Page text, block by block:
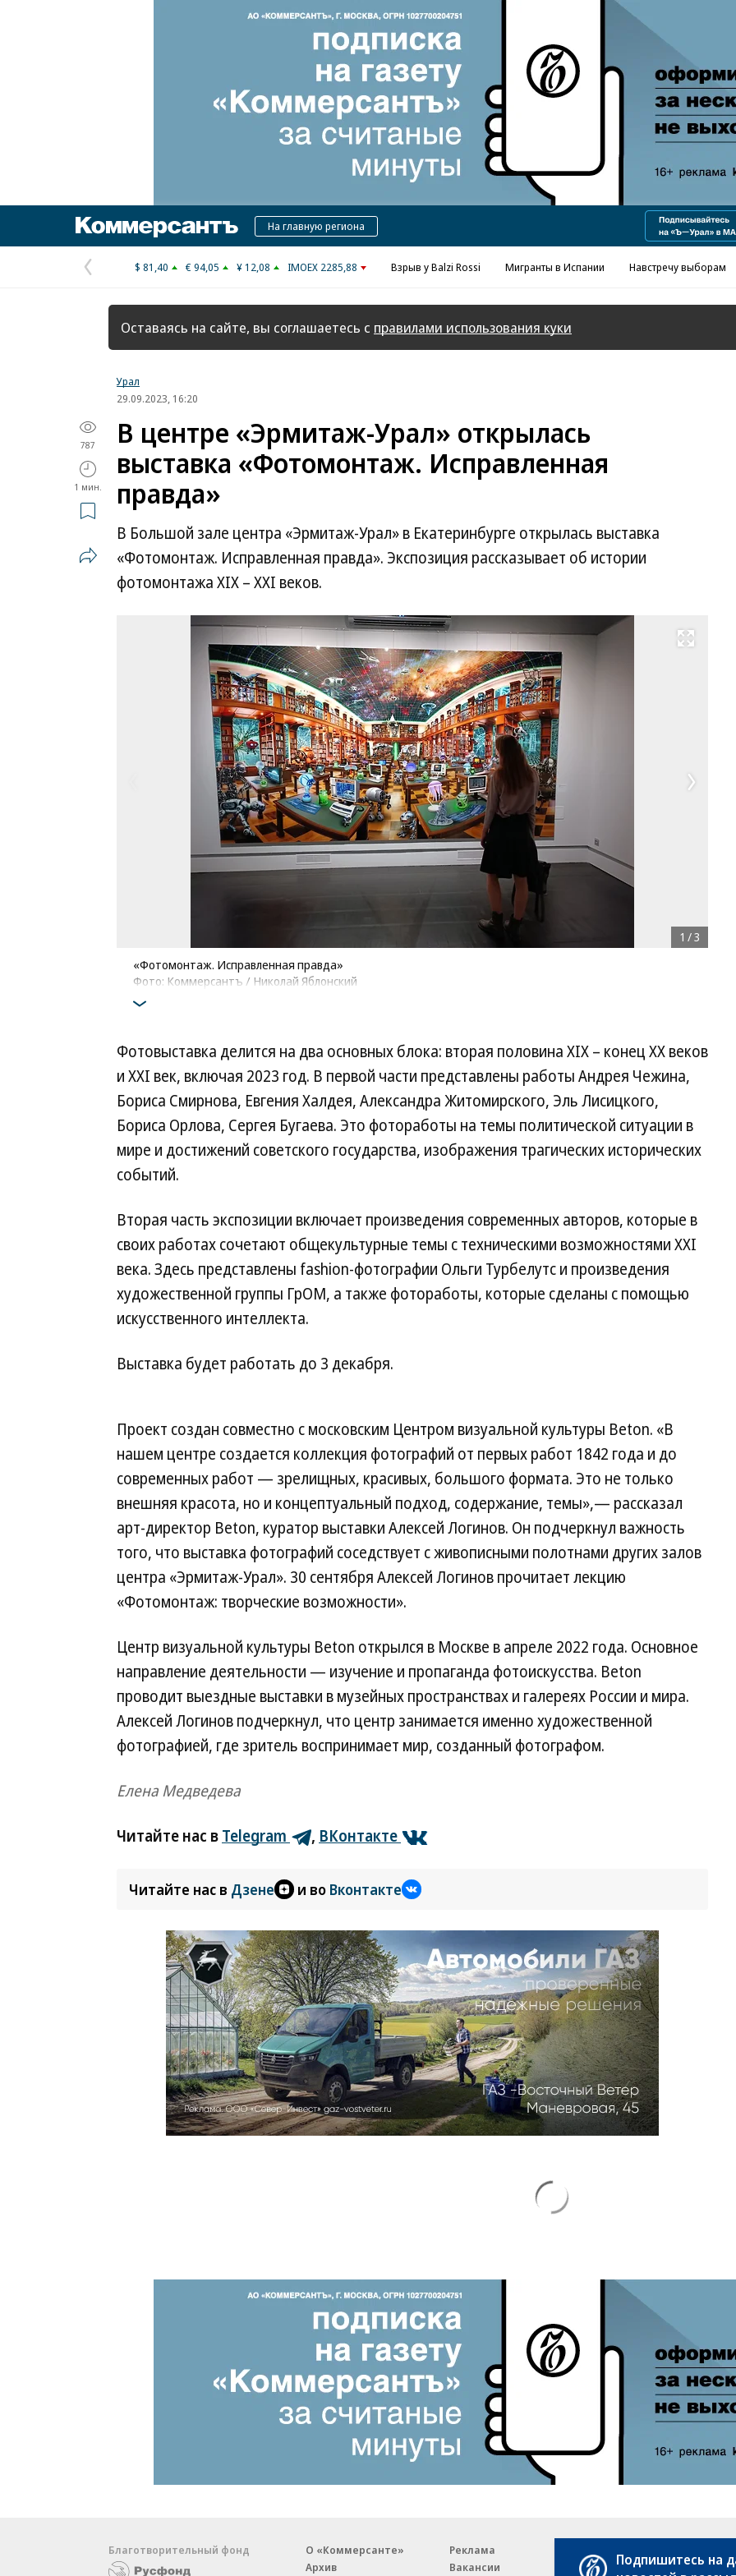
Реклама в «Ъ» www.kommersant.ru/ad
КоммерсантъНа главную региона
Предыдущая
страница
$ 81,40 € 94,05 ¥ 12,08 IMOEX 2285,88 Взрыв у Balzi Rossi Мигранты в Испании Навстречу выборам
Оставаясь на сайте, вы соглашаетесь с правилами использования куки
Урал
29.09.2023, 16:20
787
1 мин.
В центре «Эрмитаж-Урал» открылась
выставка «Фотомонтаж. Исправленная
правда»
В Большой зале центра «Эрмитаж-Урал» в Екатеринбурге открылась выставка
«Фотомонтаж. Исправленная правда». Экспозиция рассказывает об истории
фотомонтажа XIX – XXI веков.
Развернуть на весь экран
«Фотомонтаж. Исправленная правда»
Фото: Коммерсантъ / Николай Яблонский
1 /3
Фотовыставка делится на два основных блока: вторая половина XIX – конец XX веков
и XXI век, включая 2023 год. В первой части представлены работы Андрея Чежина,
Бориса Смирнова, Евгения Халдея, Александра Житомирского, Эль Лисицкого,
Бориса Орлова, Сергея Бугаева. Это фотоработы на темы политической ситуации в
мире и достижений советского государства, изображения трагических исторических
событий.
Вторая часть экспозиции включает произведения современных авторов, которые в
своих работах сочетают общекультурные темы с техническими возможностями XXI
века. Здесь представлены fashion-фотографии Ольги Турбелутс и произведения
художественной группы ГрОМ, а также фотоработы, которые сделаны с помощью
искусственного интеллекта.
Выставка будет работать до 3 декабря.
Проект создан совместно с московским Центром визуальной культуры Bеton. «В
нашем центре создается коллекция фотографий от первых работ 1842 года и до
современных работ — зрелищных, красивых, большого формата. Это не только
внешняя красота, но и концептуальный подход, содержание, темы»,— рассказал
арт-директор Beton, куратор выставки Алексей Логинов. Он подчеркнул важность
того, что выставка фотографий соседствует с живописными полотнами других залов
центра «Эрмитаж-Урал». 30 сентября Алексей Логинов прочитает лекцию
«Фотомонтаж: творческие возможности».
Центр визуальной культуры Bеton открылся в Москве в апреле 2022 года. Основное
направление деятельности — изучение и пропаганда фотоискусства. Bеton
проводит выездные выставки в музейных пространствах и галереях России и мира.
Алексей Логинов подчеркнул, что центр занимается именно художественной
фотографией, где зритель воспринимает мир, созданный фотографом.
Елена Медведева
Читайте нас вTelegram , ВКонтакте
Читайте нас в Дзене и во Вконтакте
Благотворительный фонд
О «Коммерсанте»
Архив
Реклама
Вакансии
Правовая информация
Подпишитесь на